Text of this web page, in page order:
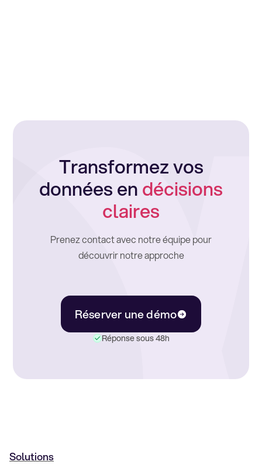
Transformez vos
données endécisions
claires
Prenez contact avec notre équipe pour
découvrir notre approche
Réserver une démo
Réponse sous 48h
Solutions